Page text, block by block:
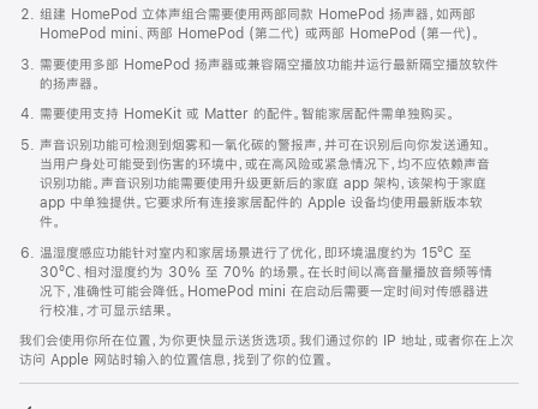
打
开)
组建 HomePod 立体声组合需要使用两部同款 HomePod 扬声器，如两部
HomePod mini、两部 HomePod (第二代) 或两部 HomePod (第一代)。
需要使用多部 HomePod 扬声器或兼容隔空播放功能并运行最新隔空播放软件
的扬声器。
需要使用支持 HomeKit 或 Matter 的配件。智能家居配件需单独购买。
声音识别功能可检测到烟雾和一氧化碳的警报声，并可在识别后向你发送通知。
当用户身处可能受到伤害的环境中，或在高风险或紧急情况下，均不应依赖声音
识别功能。声音识别功能需要使用升级更新后的家庭 app 架构，该架构于家庭
app 中单独提供。它要求所有连接家居配件的 Apple 设备均使用最新版本软
件。
温湿度感应功能针对室内和家居场景进行了优化，即环境温度约为 15ºC 至
30ºC、相对湿度约为 30% 至 70% 的场景。在长时间以高音量播放音频等情
况下，准确性可能会降低。HomePod mini 在启动后需要一定时间对传感器进
行校准，才可显示结果。
我们会使用你所在位置，为你更快显示送货选项。我们通过你的 IP 地址，或者你在上次
访问 Apple 网站时输入的位置信息，找到了你的位置。